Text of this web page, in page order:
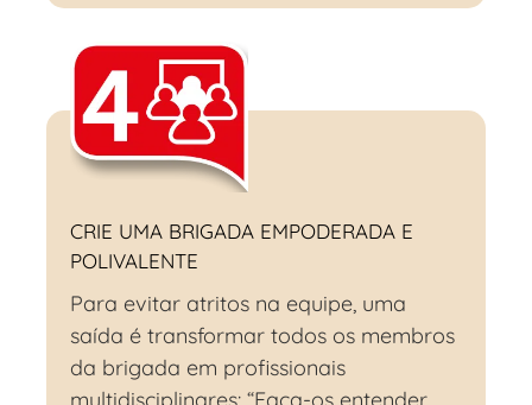
CRIE UMA BRIGADA EMPODERADA E
POLIVALENTE
Para evitar atritos na equipe, uma
saída é transformar todos os membros
da brigada em profissionais